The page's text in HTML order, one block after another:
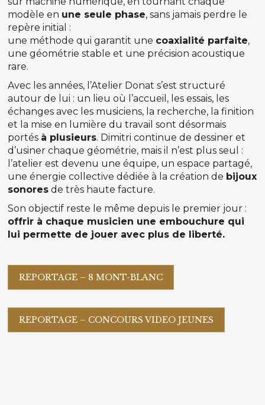
modèle en une seule phase, sans jamais perdre le
repère initial :
une méthode qui garantit une coaxialité parfaite,
une géométrie stable et une précision acoustique
rare.
Avec les années, l’Atelier Donat s’est structuré
autour de lui : un lieu où l’accueil, les essais, les
échanges avec les musiciens, la recherche, la finition
et la mise en lumière du travail sont désormais
portés à plusieurs. Dimitri continue de dessiner et
d’usiner chaque géométrie, mais il n’est plus seul :
l’atelier est devenu une équipe, un espace partagé,
une énergie collective dédiée à la création de bijoux
sonoresde très haute facture.
Son objectif reste le même depuis le premier jour :
offrir à chaque musicien une embouchure qui
lui permette de jouer avec plus de liberté.
REPORTAGE – 8 MONT-BLANC
REPORTAGE – CONCOURS VIDEO JEUNES